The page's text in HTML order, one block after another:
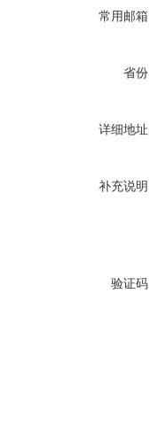
常用邮
省
详细地
补充说
验证